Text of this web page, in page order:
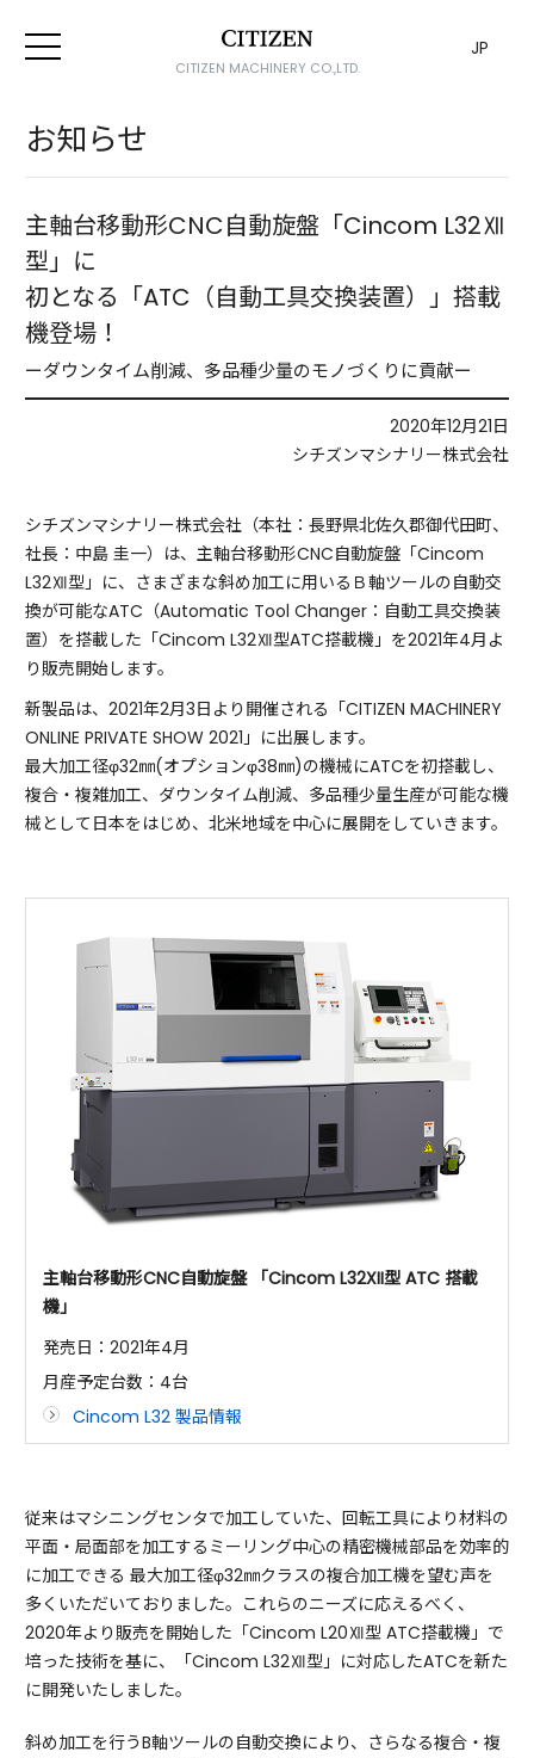
CITIZEN MACHINERY CO.,LTD.
JP
お知らせ
主軸台移動形CNC自動旋盤「Cincom L32Ⅻ
型」に
初となる「ATC（自動工具交換装置）」搭載
機登場！
ーダウンタイム削減、多品種少量のモノづくりに貢献ー
2020年12月21日
シチズンマシナリー株式会社
シチズンマシナリー株式会社（本社：長野県北佐久郡御代田町、
社長：中島 圭一）は、主軸台移動形CNC自動旋盤「Cincom
L32Ⅻ型」に、さまざまな斜め加工に用いるＢ軸ツールの自動交
換が可能なATC（Automatic Tool Changer：自動工具交換装
置）を搭載した「Cincom L32Ⅻ型ATC搭載機」を2021年4月よ
り販売開始します。
新製品は、2021年2月3日より開催される「CITIZEN MACHINERY
ONLINE PRIVATE SHOW 2021」に出展します。
最大加工径φ32㎜(オプションφ38㎜)の機械にATCを初搭載し、
複合・複雑加工、ダウンタイム削減、多品種少量生産が可能な機
械として日本をはじめ、北米地域を中心に展開をしていきます。
主軸台移動形CNC自動旋盤 「Cincom L32XII型 ATC 搭載
機」
発売日：2021年4月
月産予定台数：4台
Cincom L32 製品情報
従来はマシニングセンタで加工していた、回転工具により材料の
平面・局面部を加工するミーリング中心の精密機械部品を効率的
に加工できる 最大加工径φ32㎜クラスの複合加工機を望む声を
多くいただいておりました。これらのニーズに応えるべく、
2020年より販売を開始した「Cincom L20Ⅻ型 ATC搭載機」で
培った技術を基に、「Cincom L32Ⅻ型」に対応したATCを新た
に開発いたしました。
斜め加工を行うB軸ツールの自動交換により、さらなる複合・複